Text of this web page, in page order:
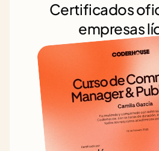
Certificados
empresas